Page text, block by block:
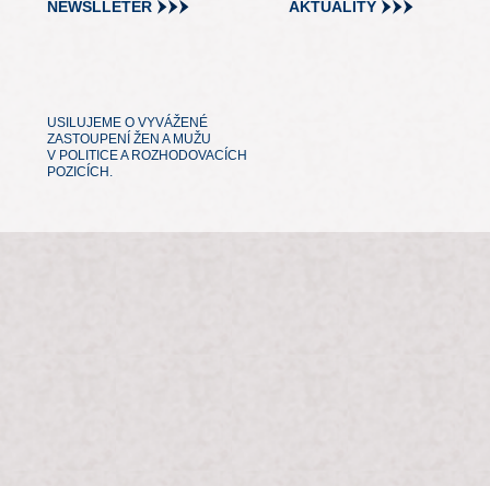
NEWSLLETER AKTUALITY
USILUJEME O VYVÁŽENÉ
ZASTOUPENÍ ŽEN A MUŽU
V POLITICE A ROZHODOVACÍCH
POZICÍCH.